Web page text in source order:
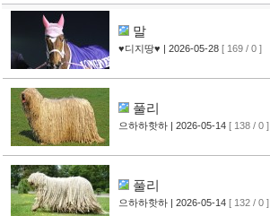
말
♥디지땅♥ | 2026-05-28 [ 169 / 0 ]
풀리
으하하핫하 | 2026-05-14 [ 138 / 0 ]
풀리
으하하핫하 | 2026-05-14 [ 132 / 0 ]